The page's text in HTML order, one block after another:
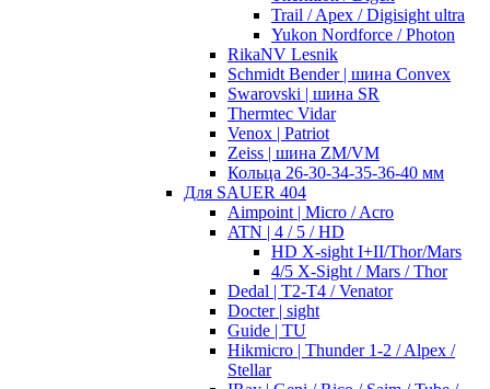
Trail / Apex / Digisight ultra
Yukon Nordforce / Photon
RikaNV Lesnik
Schmidt Bender | шина Convex
Swarovski | шина SR
Thermtec Vidar
Venox | Patriot
Zeiss | шина ZM/VM
Кольца 26-30-34-35-36-40 мм
Для SAUER 404
Aimpoint | Micro / Acro
ATN | 4 / 5 / HD
HD X-sight I+II/Thor/Mars
4/5 X-Sight / Mars / Thor
Dedal | T2-T4 / Venator
Docter | sight
Guide | TU
Hikmicro | Thunder 1-2 / Alpex /
Stellar